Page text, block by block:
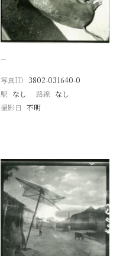
−
写真ID 3802-031640-0
駅 なし 路線 なし
撮影日 不明